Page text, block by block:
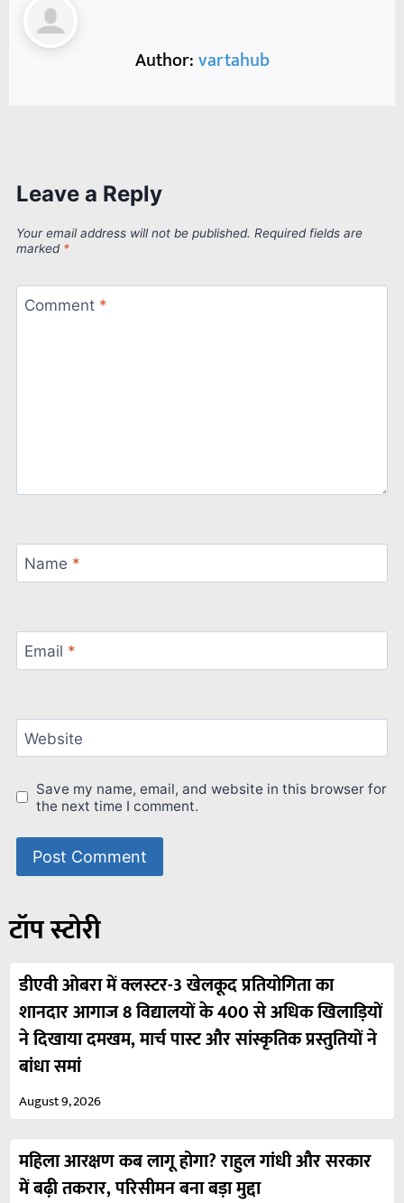
Author:vartahub
Leave a Reply
Your email address will not be published. Required fields are
marked *
Comment *
Name *
Email *
Website
Save my name, email, and website in this browser for
the next time I comment.
टॉप स्टोरी
डीएवी ओबरा में क्लस्टर-3 खेलकूद प्रतियोगिता का
शानदार आगाज 8 विद्यालयों के 400 से अधिक खिलाड़ियों
ने दिखाया दमखम, मार्च पास्ट और सांस्कृतिक प्रस्तुतियों ने
बांधा समां
August 9, 2026
महिला आरक्षण कब लागू होगा? राहुल गांधी और सरकार
में बढ़ी तकरार, परिसीमन बना बड़ा मुद्दा